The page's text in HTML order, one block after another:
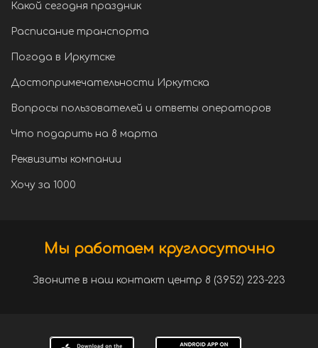
Какой сегодня праздник
Расписание транспорта
Погода в Иркутске
Достопримечательности Иркутска
Вопросы пользователей и ответы операторов
Что подарить на 8 марта
Реквизиты компании
Хочу за 1000
Мы работаем круглосуточно
Звоните в наш контакт центр 8 (3952) 223-223